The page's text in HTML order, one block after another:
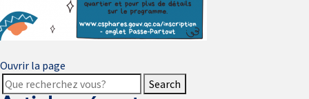
Ouvrir la page
Search